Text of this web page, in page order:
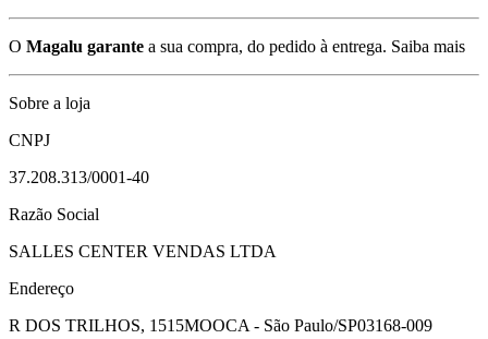
O Magalu garante a sua compra, do pedido à entrega. Saiba mais
Sobre a loja
CNPJ
37.208.313/0001-40
Razão Social
SALLES CENTER VENDAS LTDA
Endereço
R DOS TRILHOS, 1515MOOCA - São Paulo/SP03168-009